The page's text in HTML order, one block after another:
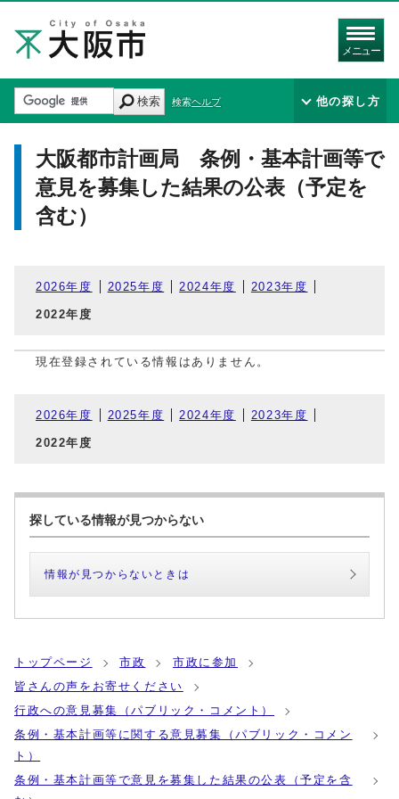
メニュー
検索 検索ヘルプ 他の探し方
大阪都市計画局 条例・基本計画等で
意見を募集した結果の公表（予定を
含む）
2026年度 2025年度 2024年度 2023年度
2022年度
現在登録されている情報はありません。
2026年度 2025年度 2024年度 2023年度
2022年度
探している情報が見つからない
情報が見つからないときは
トップページ 市政
市政に参加
皆さんの声をお寄せください
行政への意見募集（パブリック・コメント）
条例・基本計画等に関する意見募集（パブリック・コメン
ト）
条例・基本計画等で意見を募集した結果の公表（予定を含